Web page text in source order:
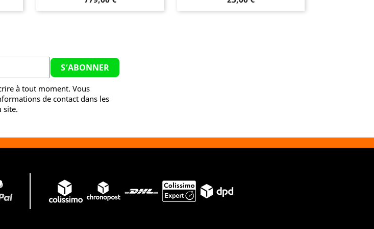
à tout moment. Vous
de contact dans les
site.